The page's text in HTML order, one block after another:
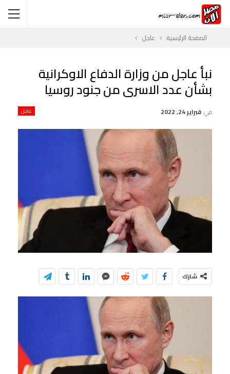
الصفحة الرئيسية عاجل
نبأ عاجل من وزارة الدفاع الاوكرانية
بشأن عدد الاسرى من جنود روسيا
عاجل في فبراير 24, 2022
شارك